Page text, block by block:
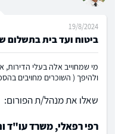
ביטוח ועד בית בתשלום
19/8/2024
מי שמחוייב אלה בעלי הדירות,
ולהיפך ( השוכרים מחויבים
שאלו את מנהל/ת הפורום:
רפי רפאלי, משרד עו"ד